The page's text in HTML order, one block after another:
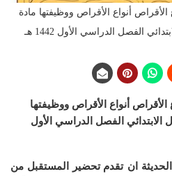
أنواع الأقراص ووظيفتها مادة
الفصل الدراسي الأول 1442 هـ
أنواع الأقراص ووظيفتها
الفصل الدراسي الأول
ان تقدم تحضير المستقبل من